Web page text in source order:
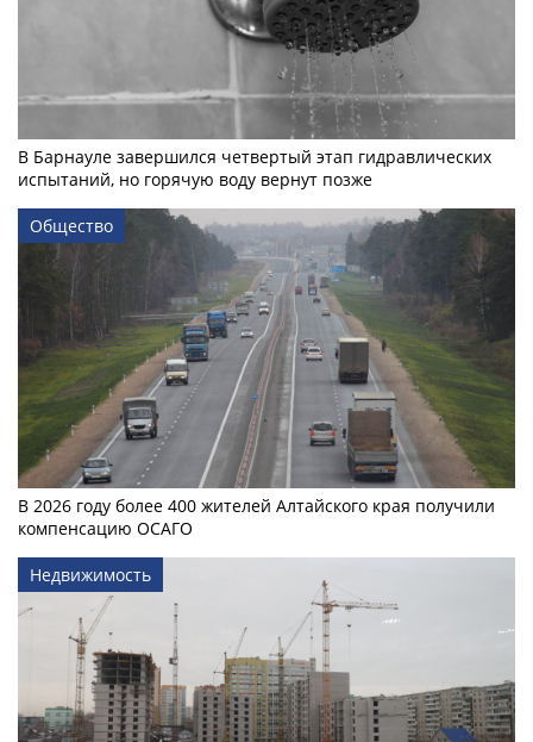
В Барнауле завершился четвертый этап гидравлических
испытаний, но горячую воду вернут позже
Общество
В 2026 году более 400 жителей Алтайского края получили
компенсацию ОСАГО
Недвижимость